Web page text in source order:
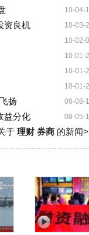
10-04-
10-03-
资良机
10-02-
10-01-
10-01-
10-01-
08-08-
扬
08-05-
益分化
于 理财 券商的新闻